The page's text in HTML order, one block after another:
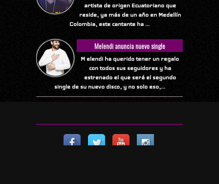
artista de origen Ecuatoriano que
reside, ya más de un año en Medellín
Colombia, este cantante ha ...
Melendi anuncia nuevo single
M elendi ha querido tener un regalo
con todos sus seguidores y ha
estrenado el que será el segundo
single de su nuevo disco, y no solo eso,...